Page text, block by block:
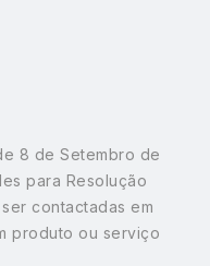
8 de Setembro de
para Resolução
contactadas em
produto ou serviço